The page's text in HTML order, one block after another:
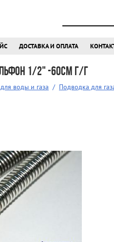
ДОСТАВКА И ОПЛАТА
1/2" -60см г/г
воды и газа / Подводка для